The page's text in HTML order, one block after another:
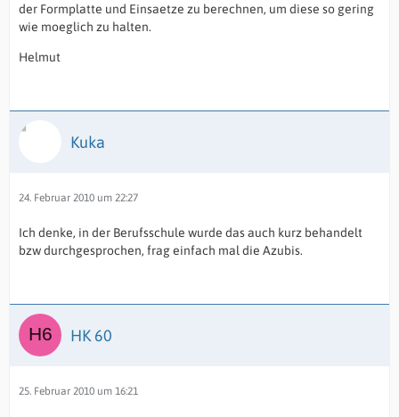
der Formplatte und Einsaetze zu berechnen, um diese so gering
wie moeglich zu halten.
Helmut
Kuka
24. Februar 2010 um 22:27
Ich denke, in der Berufsschule wurde das auch kurz behandelt
bzw durchgesprochen, frag einfach mal die Azubis.
HK 60
25. Februar 2010 um 16:21